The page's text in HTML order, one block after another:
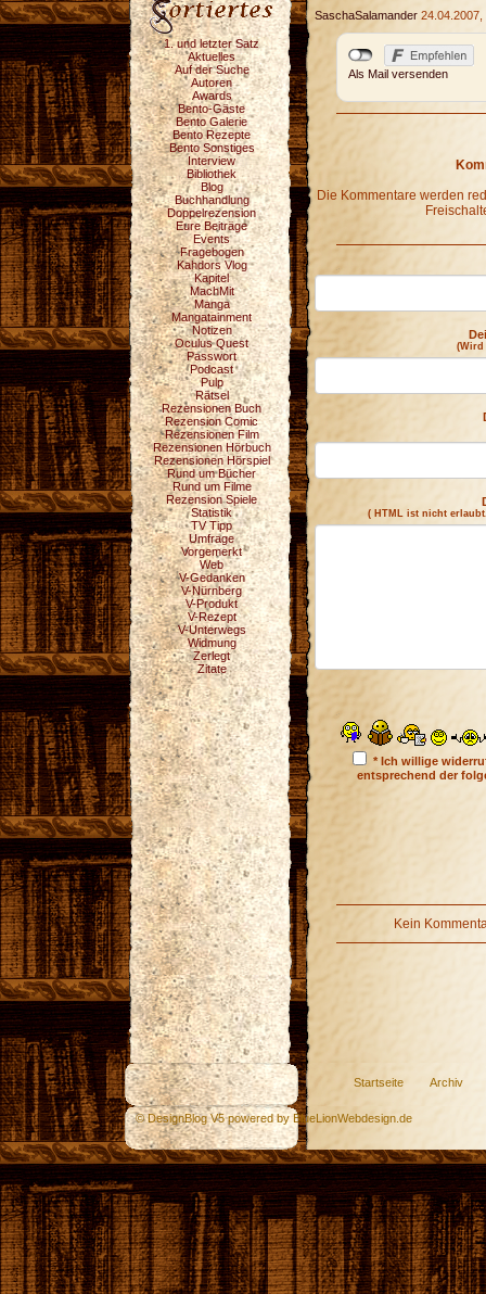
1. und letzter Satz
Aktuelles
Auf der Suche
Autoren
Awards
Bento-Gäste
Bento Galerie
Bento Rezepte
Bento Sonstiges
Interview
Bibliothek
Blog
Buchhandlung
Doppelrezension
Eure Beiträge
Events
Fragebogen
Kahdors Vlog
Kapitel
MachMit
Manga
Mangatainment
Notizen
Oculus Quest
Passwort
Podcast
Pulp
Rätsel
Rezensionen Buch
Rezension Comic
Rezensionen Film
Rezensionen Hörbuch
Rezensionen Hörspiel
Rund um Bücher
Rund um Filme
Rezension Spiele
Statistik
TV Tipp
Umfrage
Vorgemerkt
Web
V-Gedanken
V-Nürnberg
V-Produkt
V-Rezept
V-Unterwegs
Widmung
Zerlegt
Zitate
SaschaSalamander 24.04.2007,
Als Mail versenden
Die Kommentare werden
(Wird
( HTML ist nicht
* Ich willige
entsprechend der
Kein
Startseite Archiv
© DesignBlog V5 powered by BlueLionWebdesign.de